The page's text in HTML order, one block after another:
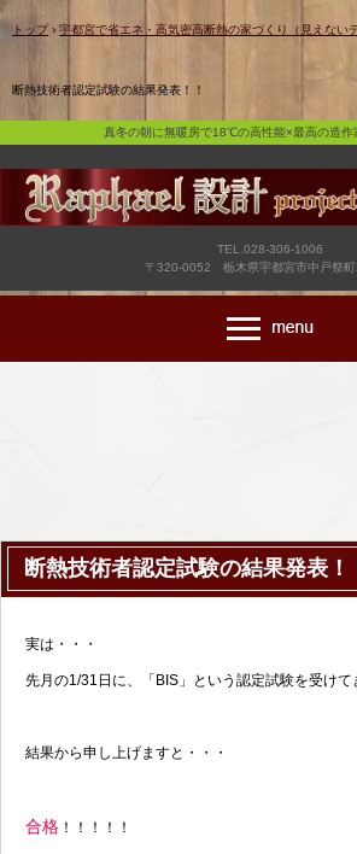
真冬の朝に無暖房で18℃の高性能×最高
トップ › 宇都宮で省エネ・高気密高断熱の家づくり（見えない
断熱技術者認定試験の結果発表！！
真冬の朝に無暖房で18℃の高性能×最高の造作
TEL.028-306-1006
〒320-0052 栃木県宇都宮市中戸祭
断熱技術者認定試験の結果発表！
実は・・・
先月の1/31日に、「BIS」という認定試験を受けて
結果から申し上げますと・・・
合格 ！！！！！